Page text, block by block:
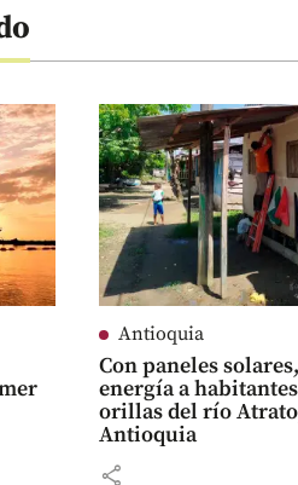
Antioquia
Con paneles
energía a
orillas del río
Antioquia
share